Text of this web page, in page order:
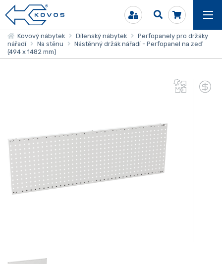
Kovový nábytek Dílenský nábytek
Perfopanely pro držáky
nářadí
Na stěnu
Nástěnný držák nářadí - Perfopanel na zeď
(494 x 1482 mm)